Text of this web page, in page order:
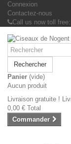
Connexion
Contactez-nous
Call us now toll free:
Rechercher
Panier (vide)
Aucun produit
Livraison gratuite !
0,00 € Total
Commander